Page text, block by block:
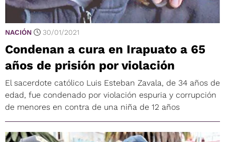
NACIÓN 30/01/2021
Condenan a cura en Irapuato a 65
años de prisión por violación
El sacerdote católico Luis Esteban Zavala, de 34 años de
edad, fue condenado por violación espuria y corrupción
de menores en contra de una niña de 12 años